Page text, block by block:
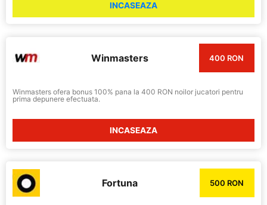
INCASEAZA
Winmasters 400 RON
Winmasters ofera bonus 100% pana la 400 RON noilor jucatori pentru
prima depunere efectuata.
INCASEAZA
Fortuna 500 RON